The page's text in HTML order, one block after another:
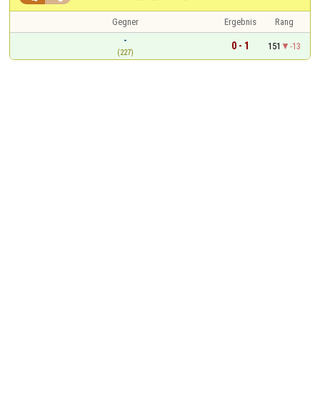
Gegner Ergebnis
Rang
-
(227)
0 - 1 151 -13